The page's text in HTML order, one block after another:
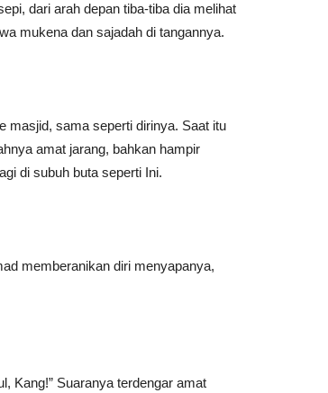
dari arah depan tiba-tiba dia melihat
mukena dan sajadah di tangannya.
masjid, sama seperti dirinya. Saat itu
amat jarang, bahkan hampir
di subuh buta seperti Ini.
memberanikan diri menyapanya,
Kang!” Suaranya terdengar amat